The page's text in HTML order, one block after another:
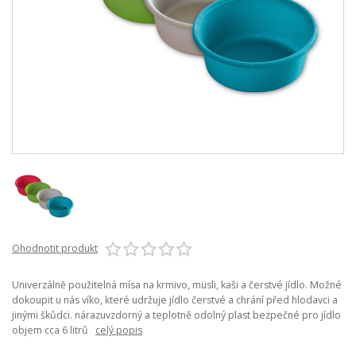
Ohodnotit produkt
Univerzálně použitelná mísa na krmivo, müsli, kaši a čerstvé jídlo. Možné
dokoupit u nás víko, které udržuje jídlo čerstvé a chrání před hlodavci a
jinými škůdci. nárazuvzdorný a teplotně odolný plast bezpečné pro jídlo
objem cca 6 litrů celý popis